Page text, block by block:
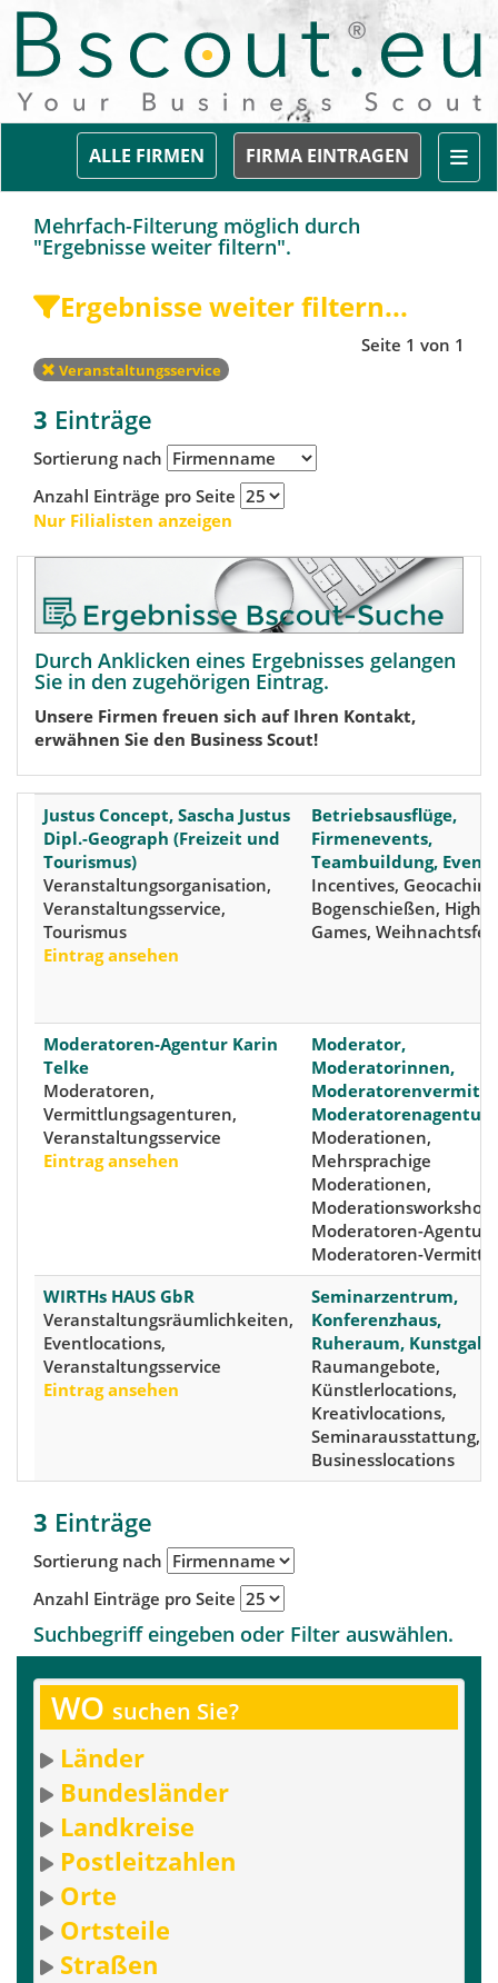
FIRMA EINTRAGEN
ALLE FIRMEN
Mehrfach-Filterung möglich durch
"Ergebnisse weiter filtern".
Ergebnisse weiter filtern...
Seite 1 von 1
Veranstaltungsservice
3 Einträge
Sortierung nach
Anzahl Einträge pro Seite
Nur Filialisten anzeigen
Durch Anklicken eines Ergebnisses gelangen
Sie in den zugehörigen Eintrag.
Unsere Firmen freuen sich auf Ihren Kontakt,
erwähnen Sie den Business Scout!
Justus Concept, Sascha Justus
Dipl.-Geograph (Freizeit und
Tourismus)
Veranstaltungsorganisation,
Veranstaltungsservice,
Tourismus
Eintrag ansehen
Betriebsausflüge,
Firmenevents,
Teambuildung, Events
Incentives,
Bogenschießen,
Games,
Moderatoren-Agentur Karin
Telke
Moderatoren,
Vermittlungsagenturen,
Veranstaltungsservice
Eintrag ansehen
Moderator,
Moderatorinnen,
Moderatorenagentur
Moderationen,
Mehrsprachige
Moderationen,
Moderatoren-Agentur,
Moderatoren-
WIRTHs HAUS GbR
Veranstaltungsräumlichkeiten,
Eventlocations,
Veranstaltungsservice
Eintrag ansehen
Seminarzentrum,
Konferenzhaus,
Ruheraum,
Raumangebote,
Künstlerlocations,
Kreativlocations,
Seminarausstattung,
Businesslocations
3 Einträge
Sortierung nach
Anzahl Einträge pro Seite
Suchbegriff eingeben oder Filter auswählen.
WO suchen Sie?
Länder
Bundesländer
Landkreise
Postleitzahlen
Orte
Ortsteile
Straßen